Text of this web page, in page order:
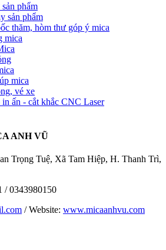
phẩm
sản phẩm
thăm, hòm thư góp ý mica
mica
mica
vé xe
ấn - cắt khắc CNC Laser
ANH VŨ
Trọng Tuệ, Xã Tam Hiệp, H. Thanh Trì,
/ 0343980150
/ Website: www.micaanhvu.com